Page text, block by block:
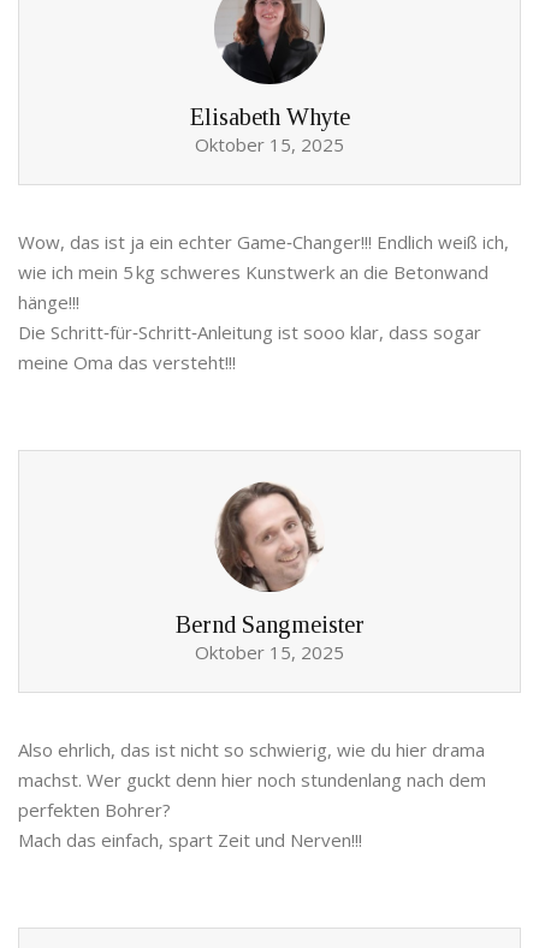
Elisabeth Whyte
Oktober 15, 2025
Wow, das ist ja ein echter Game‑Changer!!! Endlich weiß ich,
wie ich mein 5 kg schweres Kunstwerk an die Betonwand
hänge!!!
Die Schritt‑für‑Schritt‑Anleitung ist sooo klar, dass sogar
meine Oma das versteht!!!
Bernd Sangmeister
Oktober 15, 2025
Also ehrlich, das ist nicht so schwierig, wie du hier drama
machst. Wer guckt denn hier noch stundenlang nach dem
perfekten Bohrer?
Mach das einfach, spart Zeit und Nerven!!!